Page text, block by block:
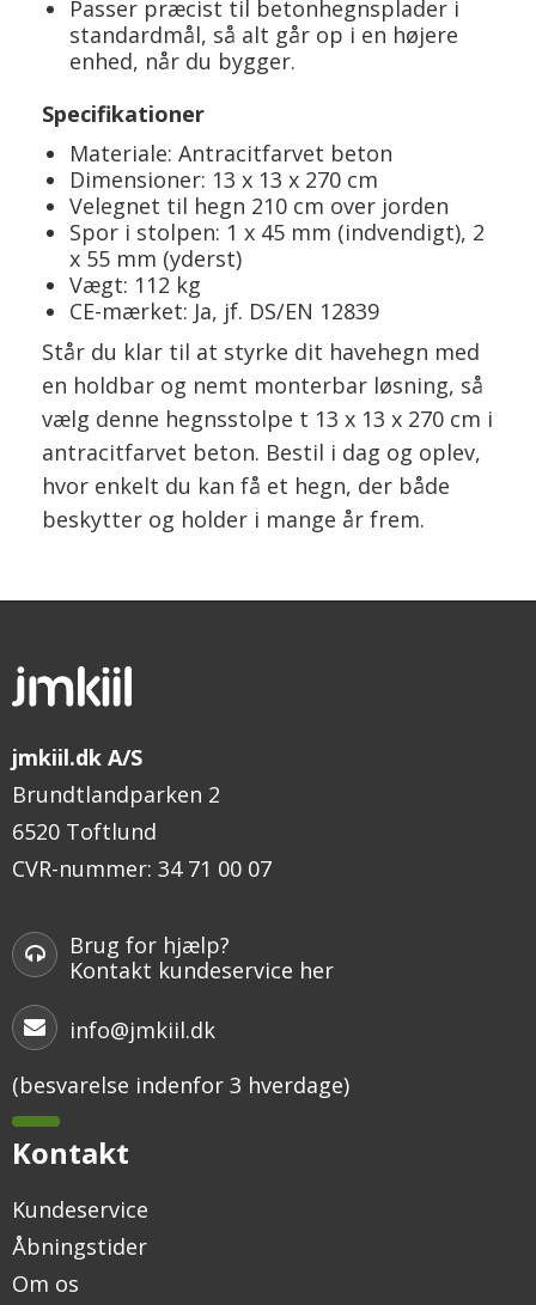
Passer præcist til betonhegnsplader i
standardmål, så alt går op i en højere
enhed, når du bygger.
Specifikationer
Materiale: Antracitfarvet beton
Dimensioner: 13 x 13 x 270 cm
Velegnet til hegn 210 cm over jorden
Spor i stolpen: 1 x 45 mm (indvendigt), 2
x 55 mm (yderst)
Vægt: 112 kg
CE-mærket: Ja, jf. DS/EN 12839
Står du klar til at styrke dit havehegn med
en holdbar og nemt monterbar løsning, så
vælg denne hegnsstolpe t 13 x 13 x 270 cm i
antracitfarvet beton. Bestil i dag og oplev,
hvor enkelt du kan få et hegn, der både
beskytter og holder i mange år frem.
jmkiil.dk A/S
Brundtlandparken 2
6520 Toftlund
CVR-nummer: 34 71 00 07
Brug for hjælp?
Kontakt kundeservice her
info@jmkiil.dk
(besvarelse indenfor 3 hverdage)
Kontakt
Kundeservice
Åbningstider
Om os